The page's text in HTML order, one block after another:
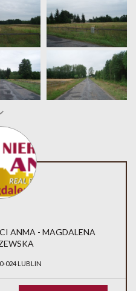
ANMA - MAGDALENA
024 LUBLIN